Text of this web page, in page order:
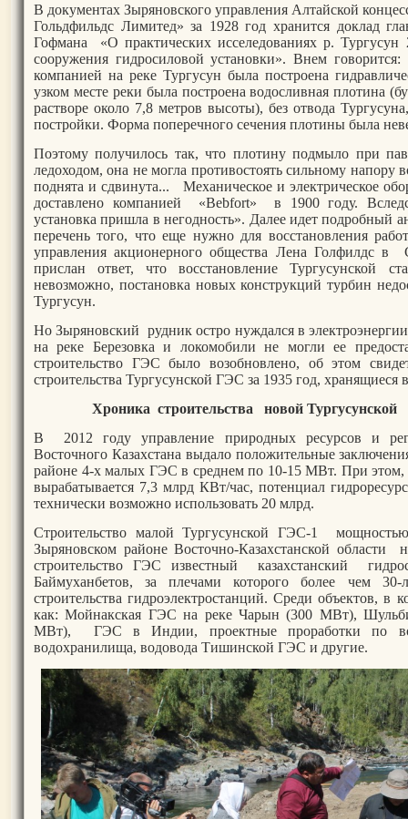
В документах Зыряновского управления Алтайской
Гольдфильдс Лимитед» за 1928 год хранится доклад
Гофмана «О практических исселедованиях р.
сооружения гидросиловой установки». Внем
компанией на реке Тургусун была построена
узком месте реки была построена водосливная плотина
растворе около 7,8 метров высоты), без отвода
постройки. Форма поперечного сечения плотины была
Поэтому получилось так, что плотину подмыло при
ледоходом, она не могла противостоять сильному
поднята и сдвинута... Механическое и электрическое
доставлено компанией «Bebfort» в 1900 году.
установка пришла в негодность». Далее идет подробный
перечень того, что еще нужно для восстановления
управления акционерного общества Лена Голфилдс
прислан ответ, что восстановление Тургусунской
невозможно, постановка новых конструкций турбин
Тургусун.
Но Зыряновский рудник остро нуждался в
на реке Березовка и локомобили не могли ее
строительство ГЭС было возобновлено, об этом
строительства Тургусунской ГЭС за 1935 год, хранящиеся
Хроника строительства новой
В 2012 году управление природных ресурсов и
Восточного Казахстана выдало положительные
районе 4-х малых ГЭС в среднем по 10-15 МВт. При этом,
вырабатывается 7,3 млрд КВт/час, потенциал
технически возможно использовать 20 млрд.
Строительство малой Тургусунской ГЭС-1
Зыряновском районе Восточно-Казахстанской области
строительство ГЭС известный казахстанский
Баймуханбетов, за плечами которого более чем
строительства гидроэлектростанций. Среди объектов, в
как: Мойнакская ГЭС на реке Чарын (300 МВт),
МВт), ГЭС в Индии, проектные проработки по
водохранилища, водовода Тишинской ГЭС и другие.